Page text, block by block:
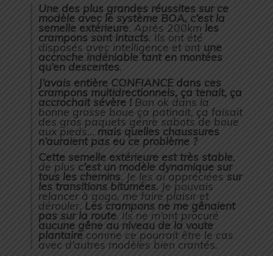
Une des plus grandes réussites sur ce
modèle avec le système BOA, c’est la
semelle extérieure. Après 200km les
crampons sont intacts. Ils ont été
disposés avec intelligence et ont une
accroche indéniable tant en montées
qu’en descentes.
J’avais entière CONFIANCE dans ces
crampons multidrectionnels, ça tenait, ça
accrochait sévère ! Bon ok dans la
bonne grosse boue ça patinait, ça faisait
des gros paquets genre sabots de boue
aux pieds… mais quelles chaussures
n’auraient pas eu ce problème ?
Cette semelle extérieure est très stable,
de plus c’est un modèle dynamique sur
tous les chemins. Je les ai appréciées sur
les transitions bitumées. Je pouvais
relancer à gogo, me faire plaisir et
dérouler. Les crampons ne me gênaient
pas sur la route. Ils ne m’ont procuré
aucune gêne au niveau de la voute
plantairecomme ce pourrait être le cas
avec d’autres modèles bien crantés.